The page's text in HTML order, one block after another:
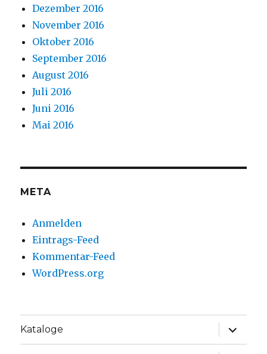
Dezember 2016
November 2016
Oktober 2016
September 2016
August 2016
Juli 2016
Juni 2016
Mai 2016
META
Anmelden
Eintrags-Feed
Kommentar-Feed
WordPress.org
Kataloge